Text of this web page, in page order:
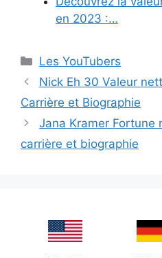
en 2023 :…
Categories
Les YouTubers
Nick Eh 30 Valeur
Carrière et Biographie
Jana Kramer Fortune
carrière et biographie